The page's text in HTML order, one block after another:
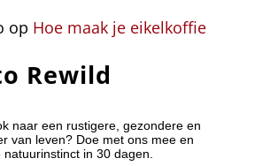
op Hoe maak je eikelkoffie
Rewild
naar een rustigere, gezondere en
van leven? Doe met ons mee en
natuurinstinct in 30 dagen.